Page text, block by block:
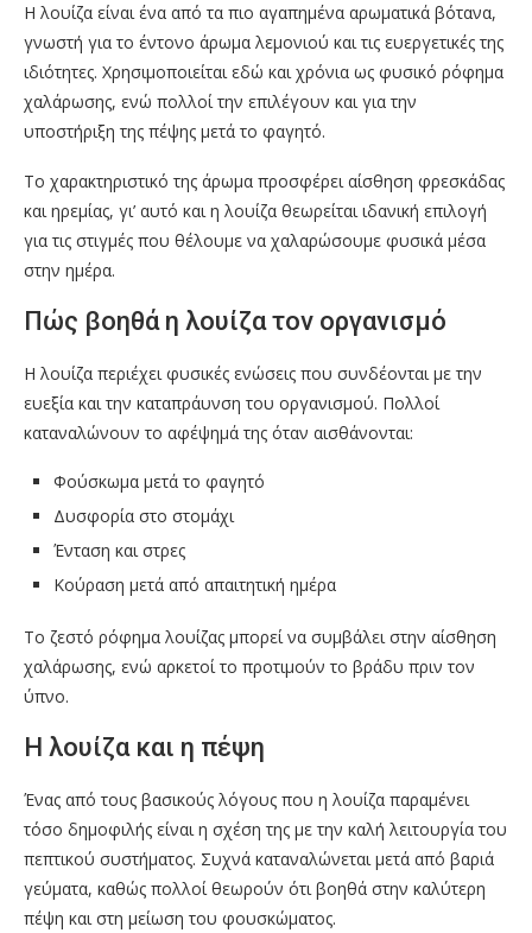
Η λουίζα είναι ένα από τα πιο αγαπημένα αρωματικά βότανα,
γνωστή για το έντονο άρωμα λεμονιού και τις ευεργετικές της
ιδιότητες. Χρησιμοποιείται εδώ και χρόνια ως φυσικό ρόφημα
χαλάρωσης, ενώ πολλοί την επιλέγουν και για την
υποστήριξη της πέψης μετά το φαγητό.
Το χαρακτηριστικό της άρωμα προσφέρει αίσθηση φρεσκάδας
και ηρεμίας, γι’ αυτό και η λουίζα θεωρείται ιδανική επιλογή
για τις στιγμές που θέλουμε να χαλαρώσουμε φυσικά μέσα
στην ημέρα.
Πώς βοηθά η λουίζα τον οργανισμό
Η λουίζα περιέχει φυσικές ενώσεις που συνδέονται με την
ευεξία και την καταπράυνση του οργανισμού. Πολλοί
καταναλώνουν το αφέψημά της όταν αισθάνονται:
Φούσκωμα μετά το φαγητό
Δυσφορία στο στομάχι
Ένταση και στρες
Κούραση μετά από απαιτητική ημέρα
Το ζεστό ρόφημα λουίζας μπορεί να συμβάλει στην αίσθηση
χαλάρωσης, ενώ αρκετοί το προτιμούν το βράδυ πριν τον
ύπνο.
Η λουίζα και η πέψη
Ένας από τους βασικούς λόγους που η λουίζα παραμένει
τόσο δημοφιλής είναι η σχέση της με την καλή λειτουργία του
πεπτικού συστήματος. Συχνά καταναλώνεται μετά από βαριά
γεύματα, καθώς πολλοί θεωρούν ότι βοηθά στην καλύτερη
πέψη και στη μείωση του φουσκώματος.